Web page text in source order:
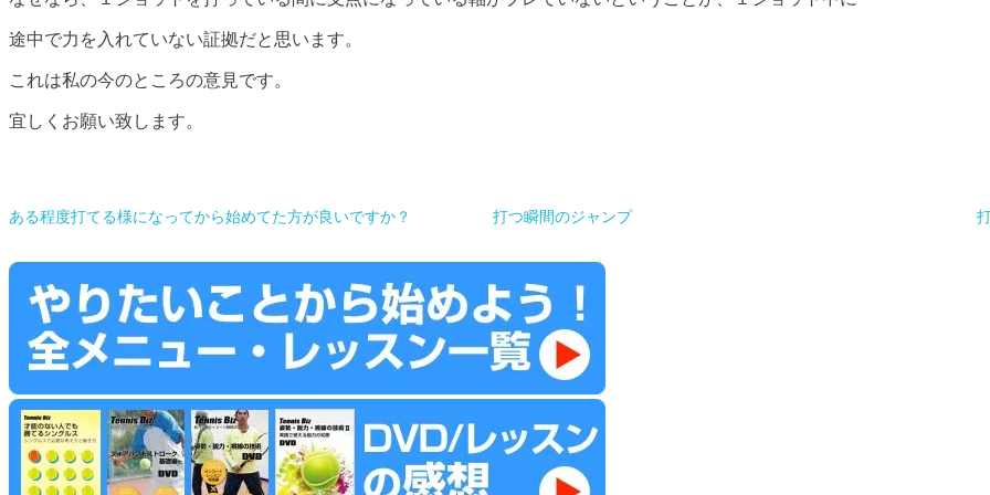
途中で力を入れていない証拠だと思います。
これは私の今のところの意見です。
宜しくお願い致します。
ある程度打てる様になってから始めてた方が良いですか？ 打つ瞬間のジャンプ